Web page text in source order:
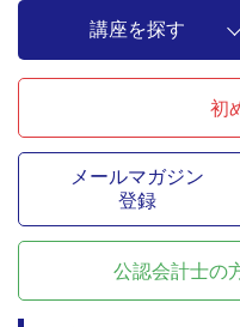
講座を探す
初
メールマガジン
登録
公認会計士の